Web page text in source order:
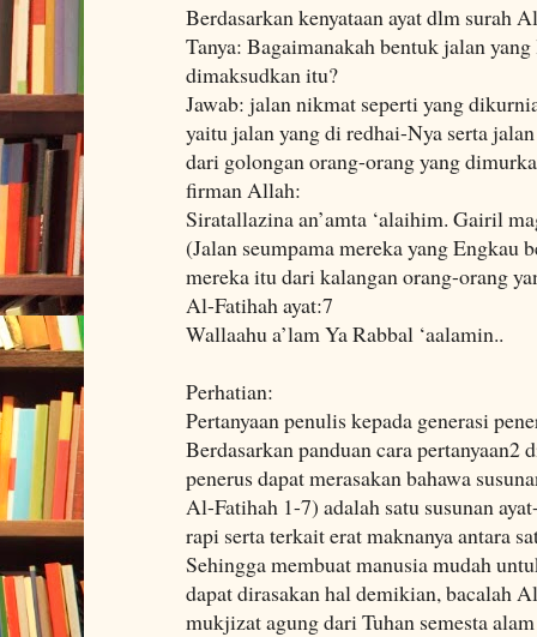
Berdasarkan kenyataan ayat dlm surah
Tanya: Bagaimanakah bentuk jalan
dimaksudkan itu?
Jawab: jalan nikmat seperti yang
yaitu jalan yang di redhai-Nya serta
dari golongan orang-orang yang
firman Allah:
Siratallazina an’amta ‘alaihim. Gairil
(Jalan seumpama mereka yang Engkau
mereka itu dari kalangan orang-orang
Al-Fatihah ayat:7
Wallaahu a’lam Ya Rabbal ‘aalamin..
Perhatian:
Pertanyaan penulis kepada generasi
Berdasarkan panduan cara pertanyaan2
penerus dapat merasakan bahawa
Al-Fatihah 1-7) adalah satu susunan
rapi serta terkait erat maknanya antara
Sehingga membuat manusia mudah
dapat dirasakan hal demikian, bacalah
mukjizat agung dari Tuhan semesta